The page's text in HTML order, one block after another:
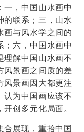
一，中国山水画中
的联系；三，山水
画与风水学之间的
；六，中国水画中
理解中国山水画不
风景画之间质的差
风景画因大都更注
认为中国画应该不
创多元化局面。
合展现，重拾中国